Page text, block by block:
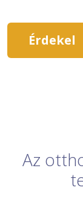
Érdekel
Az